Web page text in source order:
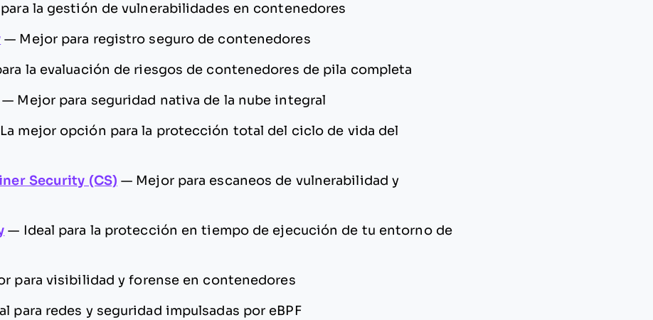
la gestión de vulnerabilidades en contenedores
— Mejor para registro seguro de contenedores
la evaluación de riesgos de contenedores de pila completa
— Mejor para seguridad nativa de la nube integral
La mejor opción para la protección total del ciclo de vida del
Security (CS) — Mejor para escaneos de vulnerabilidad y
—
Ideal para la protección en tiempo de ejecución de tu entorno de
para visibilidad y forense en contenedores
para redes y seguridad impulsadas por eBPF